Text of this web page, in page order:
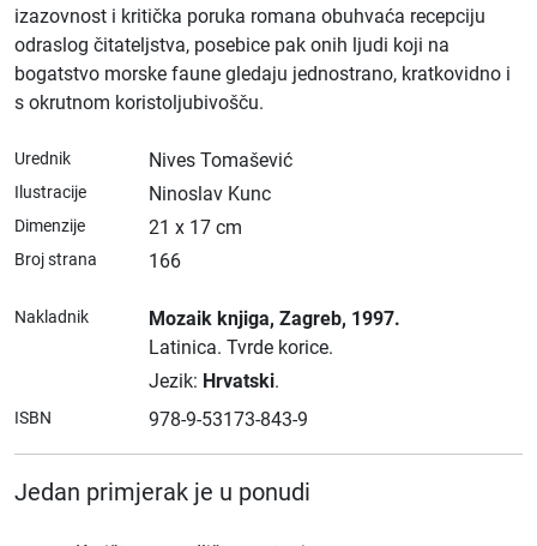
izazovnost i kritička poruka romana obuhvaća recepciju
odraslog čitateljstva, posebice pak onih ljudi koji na
bogatstvo morske faune gledaju jednostrano, kratkovidno i
s okrutnom koristoljubivošču.
Urednik Nives Tomašević
Ilustracije Ninoslav Kunc
Dimenzije 21 x 17 cm
Broj strana 166
Nakladnik Mozaik knjiga, Zagreb, 1997.
Latinica. Tvrde korice.
Jezik: Hrvatski.
ISBN 978-9-53173-843-9
Jedan primjerak je u ponudi